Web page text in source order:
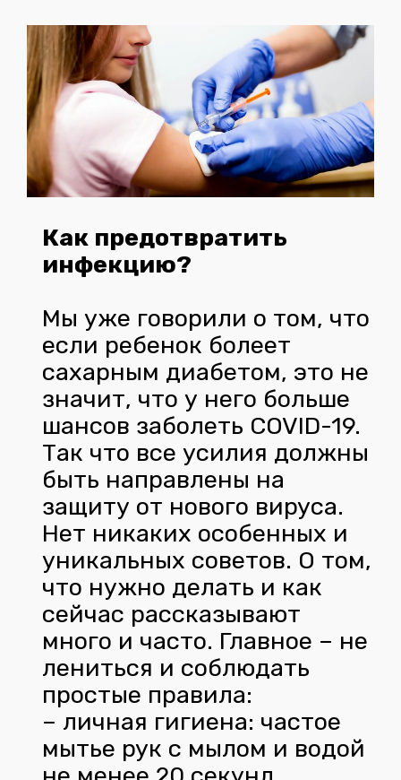
Как предотвратить
инфекцию?
Мы уже говорили о том, что
если ребенок болеет
сахарным диабетом, это не
значит, что у него больше
шансов заболеть COVID-19.
Так что все усилия должны
быть направлены на
защиту от нового вируса.
Нет никаких особенных и
уникальных советов. О том,
что нужно делать и как
сейчас рассказывают
много и часто. Главное – не
лениться и соблюдать
простые правила:
– личная гигиена: частое
мытье рук с мылом и водой